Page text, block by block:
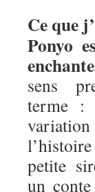
Ce que
Ponyo
sens
terme :
petite
un